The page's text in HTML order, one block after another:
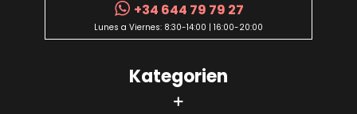
+34 644 79 79 27
Lunes a Viernes: 8:30-14:00 | 16:00-20:00
Kategorien